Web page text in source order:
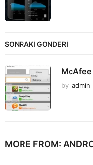
SONRAKİ GÖNDERİ
by admin
MORE FROM: